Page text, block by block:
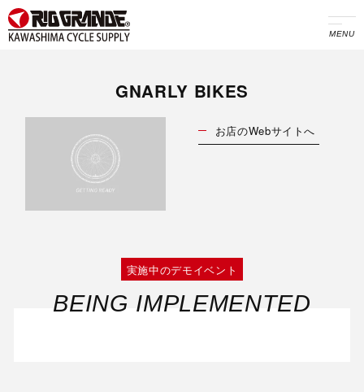
MENU
GNARLY BIKES
お店のWebサイトへ
実施中のデモイベント
BEING IMPLEMENTED